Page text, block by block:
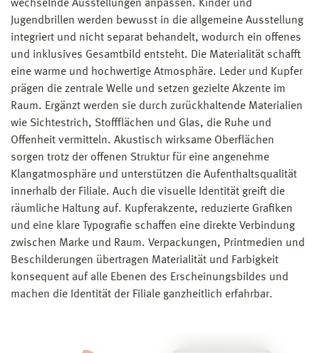
wechselnde Ausstellungen anpassen. Kinder und
Jugendbrillen werden bewusst in die allgemeine Ausstellung
integriert und nicht separat behandelt, wodurch ein offenes
und inklusives Gesamtbild entsteht. Die Materialität schafft
eine warme und hochwertige Atmosphäre. Leder und Kupfer
prägen die zentrale Welle und setzen gezielte Akzente im
Raum. Ergänzt werden sie durch zurückhaltende Materialien
wie Sichtestrich, Stoffflächen und Glas, die Ruhe und
Offenheit vermitteln. Akustisch wirksame Oberflächen
sorgen trotz der offenen Struktur für eine angenehme
Klangatmosphäre und unterstützen die Aufenthaltsqualität
innerhalb der Filiale. Auch die visuelle Identität greift die
räumliche Haltung auf. Kupferakzente, reduzierte Grafiken
und eine klare Typografie schaffen eine direkte Verbindung
zwischen Marke und Raum. Verpackungen, Printmedien und
Beschilderungen übertragen Materialität und Farbigkeit
konsequent auf alle Ebenen des Erscheinungsbildes und
machen die Identität der Filiale ganzheitlich erfahrbar.